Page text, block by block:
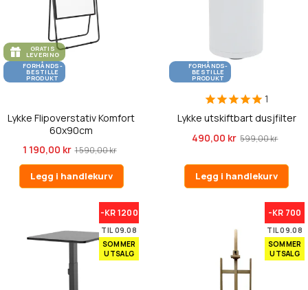
GRATIS
LEVERING
FORHÅNDS-
BESTILLE
PRODUKT
Lykke Flipoverstativ Komfort
60x90cm
1 190,00 kr 1 590,00 kr
Legg i handlekurv
FORHÅNDS-
BESTILLE
PRODUKT
1
Lykke utskiftbart dusjfilter
490,00 kr 599,00 kr
Legg i handlekurv
-KR 1200
TIL 09.08
SOMMER
UTSALG
-KR 700
TIL 09.08
SOMMER
UTSALG